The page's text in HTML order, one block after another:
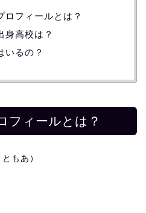
ロフィールとは？
身高校は？
いるの？
フィールとは？
もあ）